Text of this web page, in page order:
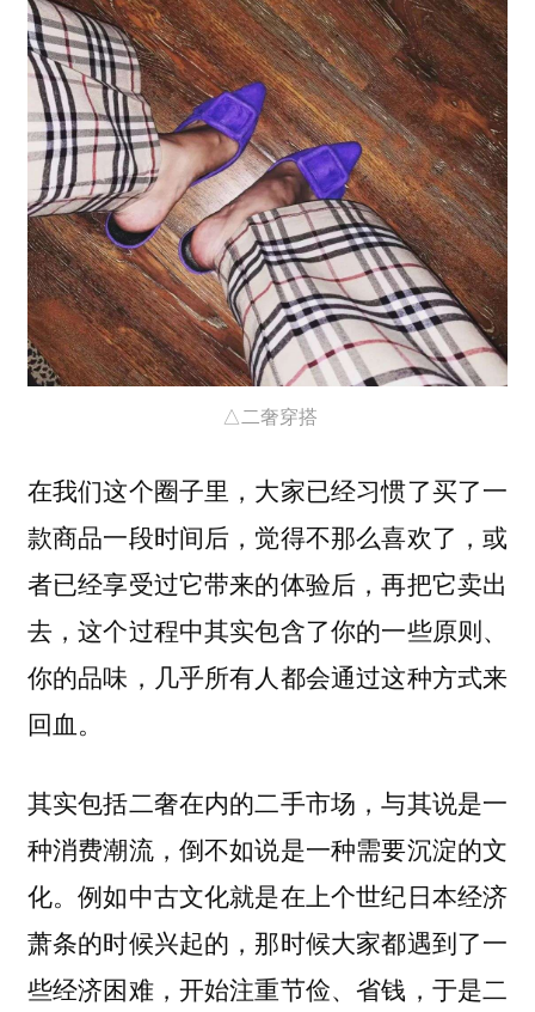
△二奢穿搭
在我们这个圈子里，大家已经习惯了买了一
款商品一段时间后，觉得不那么喜欢了，或
者已经享受过它带来的体验后，再把它卖出
去，这个过程中其实包含了你的一些原则、
你的品味，几乎所有人都会通过这种方式来
回血。
其实包括二奢在内的二手市场，与其说是一
种消费潮流，倒不如说是一种需要沉淀的文
化。例如中古文化就是在上个世纪日本经济
萧条的时候兴起的，那时候大家都遇到了一
些经济困难，开始注重节俭、省钱，于是二